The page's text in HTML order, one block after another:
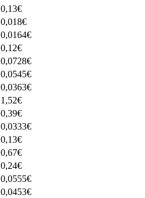
0,13€
0,018€
0,0164€
0,12€
0,0728€
0,0545€
0,0363€
1,52€
0,39€
0,0333€
0,13€
0,67€
0,24€
0,0555€
0,0453€